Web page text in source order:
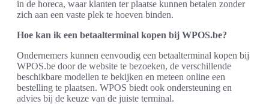
in de horeca, waar klanten ter plaatse kunnen betalen zonder
zich aan een vaste plek te hoeven binden.
Hoe kan ik een betaalterminal kopen bij WPOS.be?
Ondernemers kunnen eenvoudig een betaalterminal kopen bij
WPOS.be door de website te bezoeken, de verschillende
beschikbare modellen te bekijken en meteen online een
bestelling te plaatsen. WPOS biedt ook ondersteuning en
advies bij de keuze van de juiste terminal.